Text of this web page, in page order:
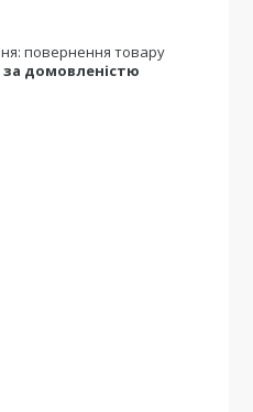
повернення товару
за домовленістю